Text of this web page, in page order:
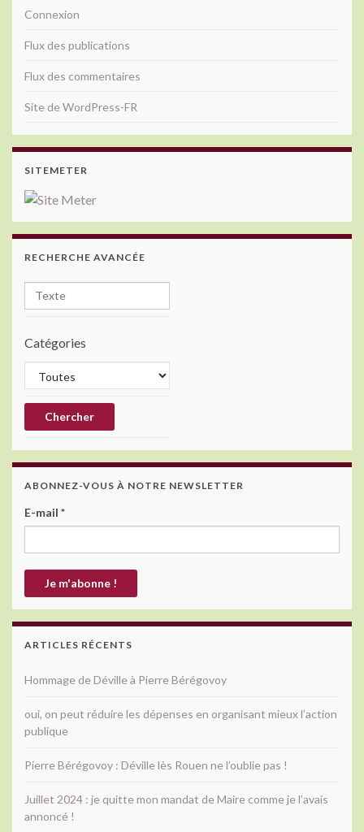
Connexion
Flux des publications
Flux des commentaires
Site de WordPress-FR
SITEMETER
RECHERCHE AVANCÉE
Catégories
ABONNEZ-VOUS À NOTRE NEWSLETTER
E-mail *
ARTICLES RÉCENTS
Hommage de Déville à Pierre Bérégovoy
oui, on peut réduire les dépenses en organisant mieux l’action
publique
Pierre Bérégovoy : Déville lès Rouen ne l’oublie pas !
Juillet 2024 : je quitte mon mandat de Maire comme je l’avais
annoncé !